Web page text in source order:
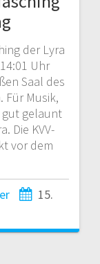
der Lyra
Uhr
Saal des
Für Musik,
gut gelaunt
Die KVV-
vor dem
15.